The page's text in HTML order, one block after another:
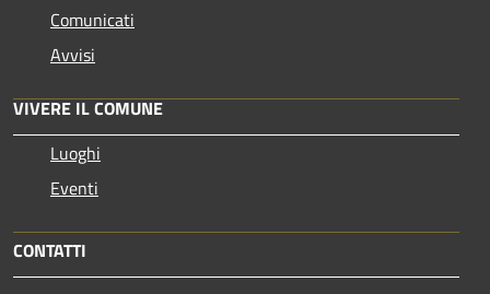
Comunicati
Avvisi
VIVERE IL COMUNE
Luoghi
Eventi
CONTATTI